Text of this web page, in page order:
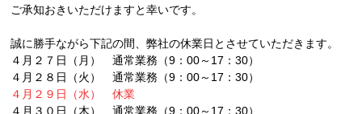
ご承知おきいただけますと幸いです。
誠に勝手ながら下記の間、弊社の休業日とさせていただきます。
４月２７日（月） 通常業務（9：00～17：30）
４月２８日（火） 通常業務（9：00～17：30）
４月２９日（水） 休業
４月３０日（木） 通常業務（9：00～17：30）